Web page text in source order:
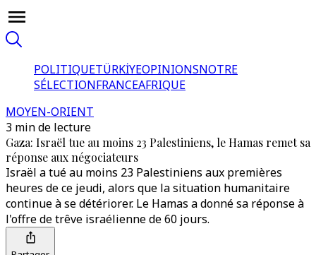
POLITIQUETÜRKİYEOPINIONSNOTRE
SÉLECTIONFRANCEAFRIQUE
MOYEN-ORIENT
3 min de lecture
Gaza: Israël tue au moins 23 Palestiniens, le Hamas remet sa
réponse aux négociateurs
Israël a tué au moins 23 Palestiniens aux premières
heures de ce jeudi, alors que la situation humanitaire
continue à se détériorer. Le Hamas a donné sa réponse à
l'offre de trêve israélienne de 60 jours.